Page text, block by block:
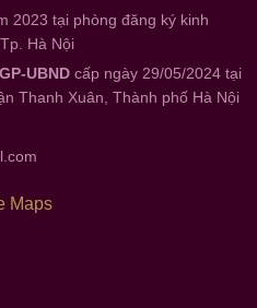
2023 tại phòng đăng ký kinh
Hà Nội
UBND cấp ngày 29/05/2024 tại
Thanh Xuân, Thành phố Hà Nội
Maps